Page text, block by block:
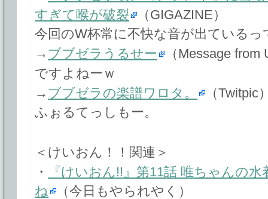
すぎて喉が破裂
（GIGAZINE）
今回のW杯常に不快な音が出ている
→ ブブゼラうるせー
（Message
ですよねーｗ
→ ブブゼラの楽譜ワロタ。
（Twitpic
ふぉるてっしもー。
＜けいおん！！関連＞
・
『けいおん!!』第11話 唯ちゃんの
ね
（今日もやられやく）